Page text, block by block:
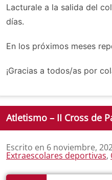
Lacturale a la salida del
días.
En los próximos meses
¡Gracias a todos/as por
Atletismo – II Cross de
Escrito en 6 noviembre,
Extraescolares deportivas,